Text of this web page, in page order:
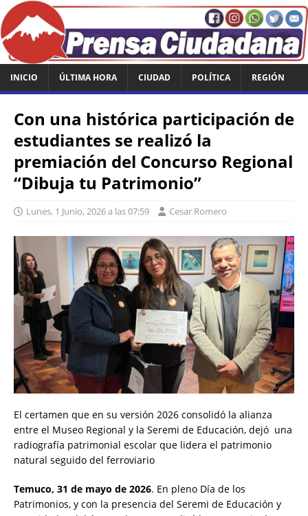
INICIO ÚLTIMA HORA CIUDAD POLÍTICA REGIÓN
Con una histórica participación de
estudiantes se realizó la
premiación del Concurso Regional
“Dibuja tu Patrimonio”
Lunes, 1 Junio, 2026 a las 07:59 Cesar Romero
El certamen que en su versión 2026 consolidó la alianza
entre el Museo Regional y la Seremi de Educación, dejó una
radiografía patrimonial escolar que lidera el patrimonio
natural seguido del ferroviario
Temuco, 31 de mayo de 2026. En pleno Día de los
Patrimonios, y con la presencia del Seremi de Educación y